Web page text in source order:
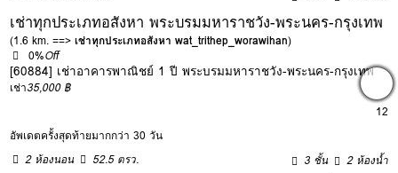
เช่าทุกประเภทอสังหา พระบรมมหาราชวัง-พระนคร-กรุงเทพ
(1.6 km. ==>เช่าทุกประเภทอสังหา wat_trithep_worawihan)
0%Off
[60884] เช่าอาคารพาณิชย์ 1 ปี พระบรมมหาราชวัง-พระนคร-กรุงเทพ
เช่า35,000 ฿
12
อัพเดตครั้งสุดท้ายมากกว่า 30 วัน
2 ห้องนอน
52.5 ตรว. 3 ชั้น 2 ห้องน้ำ